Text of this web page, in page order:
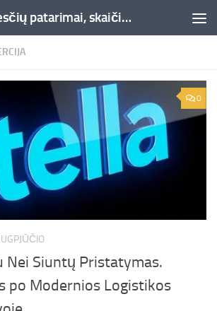
Mokesčiai, mokesčių patarimai, skaičiuoklės, straipsniai -Liepaja.lt
0
Nei Siuntų Pristatymas.
po Modernios Logistikos